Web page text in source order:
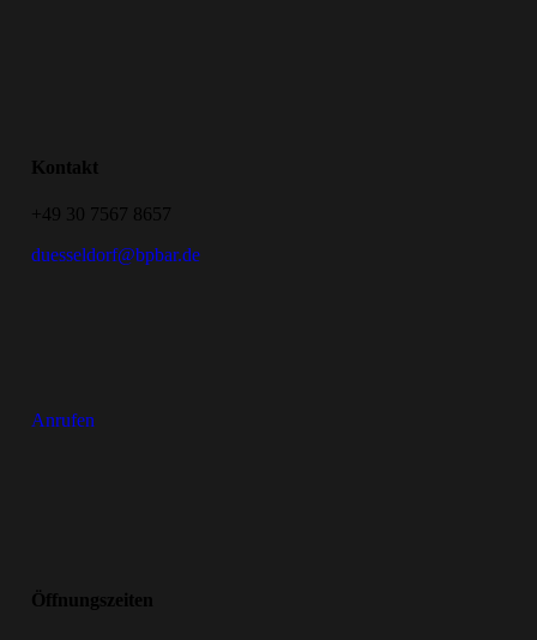
Kontakt
+49 30 7567 8657
duesseldorf@bpbar.de
Anrufen
Öffnungszeiten